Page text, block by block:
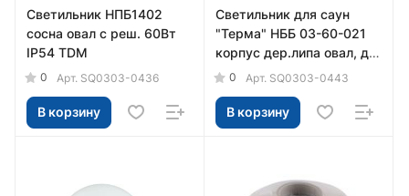
Светильник НПБ1402
сосна овал с реш. 60Вт
IP54 TDM
0 Арт. SQ0303-0436
В корзину
Светильник для саун
"Терма" НББ 03-60-021
корпус дер.липа овал, до
+140°C, 60 Вт, IP65 TDM
0 Арт. SQ0303-0443
В корзину